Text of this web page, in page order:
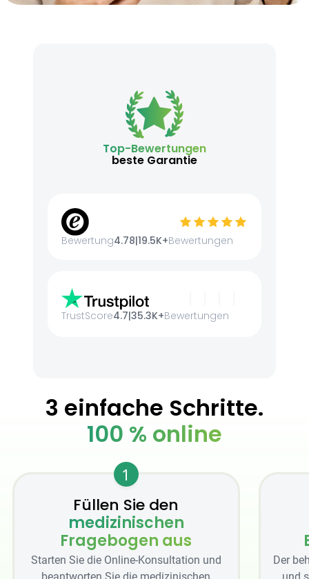
Top-Bewertungen
beste Garantie
Bewertung4.78|19.5K+Bewertungen
TrustScore4.7|35.3K+Bewertungen
3 einfache Schritte.
100 % online
1
Füllen Sie den
medizinischen
Fragebogen aus
Starten Sie die Online-Konsultation und
Der